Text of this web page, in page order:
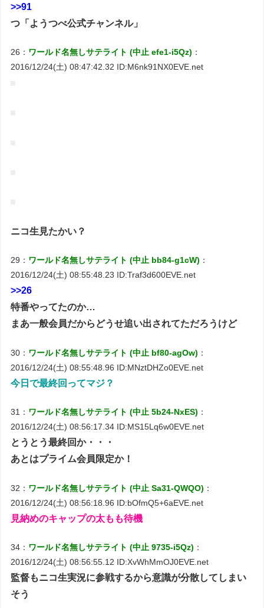
>>91
つ「ようつべ公式チャンネル」
26： ワールド名無しサテライト (中止 efe1-i5Qz) ：
2016/12/24(土) 08:47:42.32 ID:M6nk91NX0EVE.net
ニコ生見たかい？
29： ワールド名無しサテライト (中止 bb84-g1cW) ：
2016/12/24(土) 08:55:48.23 ID:Traf3d600EVE.net
>>26
特番やってたのか…
まあ一般会員だからどうせ追い出されてただろうけど
30： ワールド名無しサテライト (中止 bf80-agOw) ：
2016/12/24(土) 08:55:48.96 ID:MNztDHZo0EVE.net
今日で最終回ってマジ？
31： ワールド名無しサテライト (中止 5b24-NxES) ：
2016/12/24(土) 08:56:17.34 ID:MS15Lq6w0EVE.net
とうとう最終回か・・・
あとはプライム会員限定か！
32： ワールド名無しサテライト (中止 Sa31-QWQO) ：
2016/12/24(土) 08:56:18.96 ID:bOfmQ5+6aEVE.net
見納めのキャップの太もも待機
34： ワールド名無しサテライト (中止 9735-i5Qz) ：
2016/12/24(土) 08:56:55.12 ID:XvWhMmOJ0EVE.net
監督もニコ生実況に参戦するから意識が分散してしまい
そう